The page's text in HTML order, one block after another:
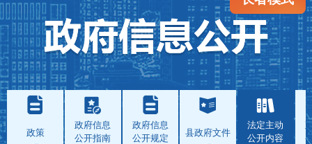
政策
政府信息
公开指南
政府信息
公开规定
县政府文件
法定主动
公开内容